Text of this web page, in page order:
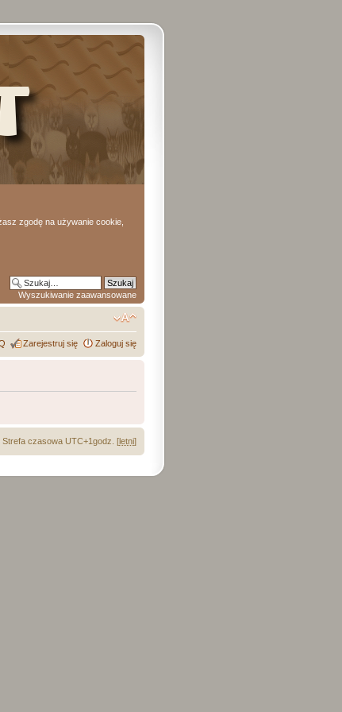
zgodę na używanie cookie,
Wyszukiwanie zaawansowane
Zarejestruj się Zaloguj się
Strefa czasowa UTC+1godz. [letni]